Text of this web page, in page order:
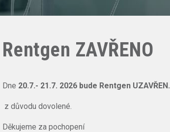
Rentgen ZAVŘENO
Dne 20.7.- 21.7. 2026 bude Rentgen UZAVŘEN.
z důvodu dovolené.
Děkujeme za pochopení